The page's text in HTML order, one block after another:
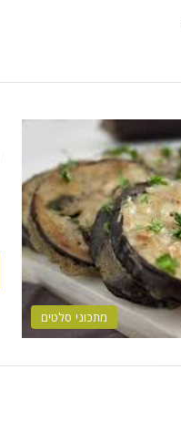
מתכוני סלטים